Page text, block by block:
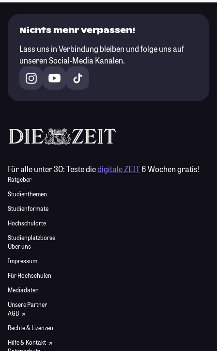
Nichts mehr verpassen!
Lass uns in Verbindung bleiben und folge uns auf
unseren Social-Media Kanälen.
Für alle unter 30:Teste diedigitale ZEIT6 Wochen gratis!
Ratgeber
Studienthemen
Studienformate
Hochschulorte
Studienplatzbörse
Über uns
Impressum
Für Hochschulen
Mediadaten
Unsere Partner
AGB
Rechte & Lizenzen
Hilfe & Kontakt